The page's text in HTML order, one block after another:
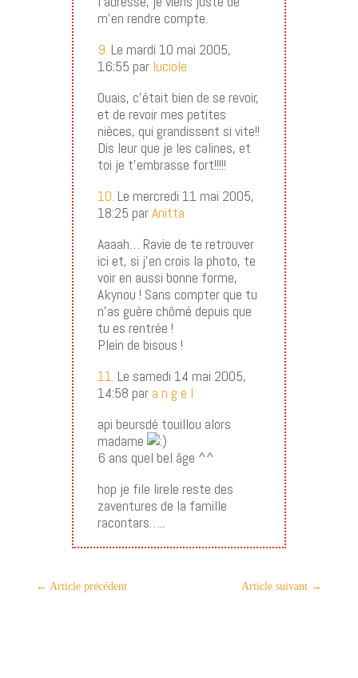
m’en rendre compte.
9. Le mardi 10 mai 2005,
16:55 par luciole
Ouais, c’était bien de se revoir,
et de revoir mes petites
nièces, qui grandissent si vite!!
Dis leur que je les calines, et
toi je t’embrasse fort!!!!!
10. Le mercredi 11 mai 2005,
18:25 parAnitta
Aaaah… Ravie de te retrouver
ici et, si j’en crois la photo, te
voir en aussi bonne forme,
Akynou ! Sans compter que tu
n’as guère chômé depuis que
tu es rentrée !
Plein de bisous !
11. Le samedi 14 mai 2005,
14:58 par a n g e l
api beursdé touillou alors
madame
6 ans quel bel âge ^^
hop je file lirele reste des
zaventures de la famille
racontars…..
← Article précédent Article suivant →